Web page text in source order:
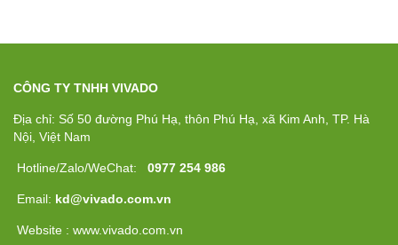
CÔNG TY TNHH VIVADO
Địa chỉ: Số 50 đường Phú Hạ, thôn Phú Hạ, xã Kim Anh, TP. Hà
Nội, Việt Nam
Hotline/Zalo/WeChat: 0977 254 986
Email: kd@vivado.com.vn
Website : www.vivado.com.vn